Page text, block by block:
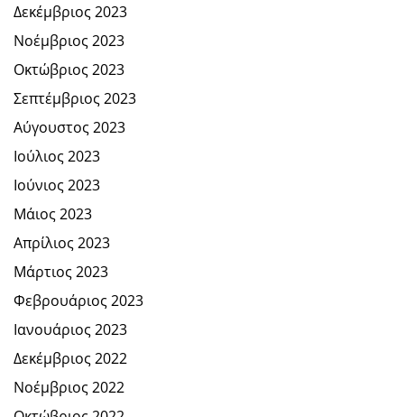
Δεκέμβριος 2023
Νοέμβριος 2023
Οκτώβριος 2023
Σεπτέμβριος 2023
Αύγουστος 2023
Ιούλιος 2023
Ιούνιος 2023
Μάιος 2023
Απρίλιος 2023
Μάρτιος 2023
Φεβρουάριος 2023
Ιανουάριος 2023
Δεκέμβριος 2022
Νοέμβριος 2022